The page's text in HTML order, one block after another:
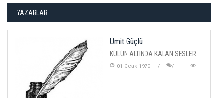
YAZARLAR
Ümit Güçlü
KÜLÜN ALTINDA KALAN SESLER
01 Ocak 1970